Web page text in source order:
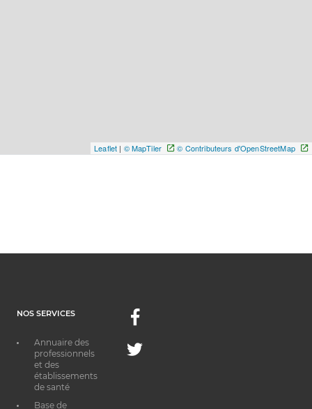
Leaflet | © MapTiler © Contributeurs d'OpenStreetMap
NOS SERVICES
Annuaire des
professionnels
et des
établissements
de santé
Base de
Facebook
Twitter